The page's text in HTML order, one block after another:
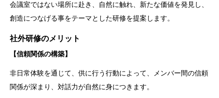
会議室ではない場所に赴き、自然に触れ、新たな価値を発見し、
創造につなげる事をテーマとした研修を提案します。
社外研修のメリット
【信頼関係の構築】
非日常体験を通じて、供に行う行動によって、メンバー間の信頼
関係が深まり、対話力が自然に身につきます。